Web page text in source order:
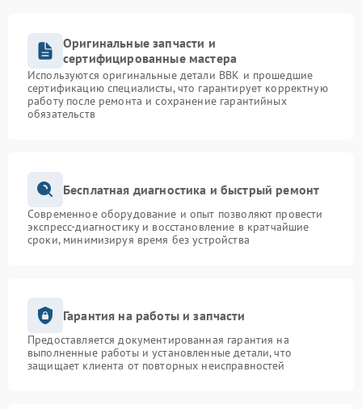
Оригинальные запчасти и
сертифицированные мастера
Используются оригинальные детали BBK и прошедшие
сертификацию специалисты, что гарантирует корректную
работу после ремонта и сохранение гарантийных
обязательств
Бесплатная диагностика и быстрый ремонт
Современное оборудование и опыт позволяют провести
экспресс-диагностику и восстановление в кратчайшие
сроки, минимизируя время без устройства
Гарантия на работы и запчасти
Предоставляется документированная гарантия на
выполненные работы и установленные детали, что
защищает клиента от повторных неисправностей